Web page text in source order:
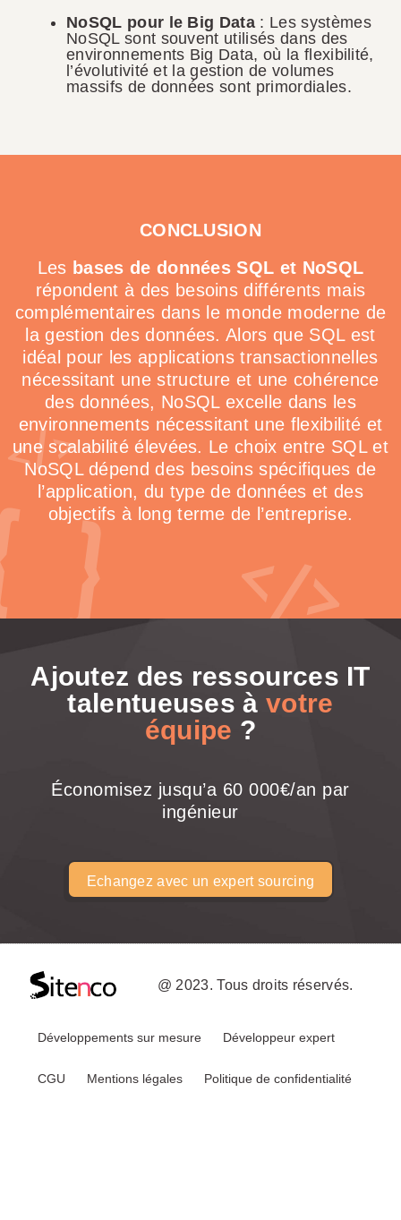
NoSQL pour le Big Data : Les systèmes
NoSQL sont souvent utilisés dans des
environnements Big Data, où la flexibilité,
l’évolutivité et la gestion de volumes
massifs de données sont primordiales.
CONCLUSION
Les bases de données SQL et NoSQL
répondent à des besoins différents mais
complémentaires dans le monde moderne de
la gestion des données. Alors que SQL est
idéal pour les applications transactionnelles
nécessitant une structure et une cohérence
des données, NoSQL excelle dans les
environnements nécessitant une flexibilité et
une scalabilité élevées. Le choix entre SQL et
NoSQL dépend des besoins spécifiques de
l’application, du type de données et des
objectifs à long terme de l’entreprise.
Ajoutez des ressources IT
talentueuses à votre
équipe ?
Économisez jusqu’a 60 000€/an par
ingénieur
Echangez avec un expert sourcing
@ 2023. Tous droits réservés.
Développements sur mesure Développeur expert
CGU Mentions légales Politique de confidentialité